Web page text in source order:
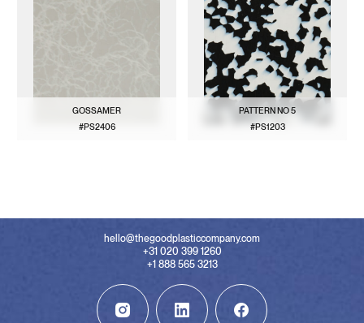
GOSSAMER
#PS2406
PATTERN NO 5
#PS1203
hello@thegoodplasticcompany.com
+31 020 399 1260
+1 888 565 3213